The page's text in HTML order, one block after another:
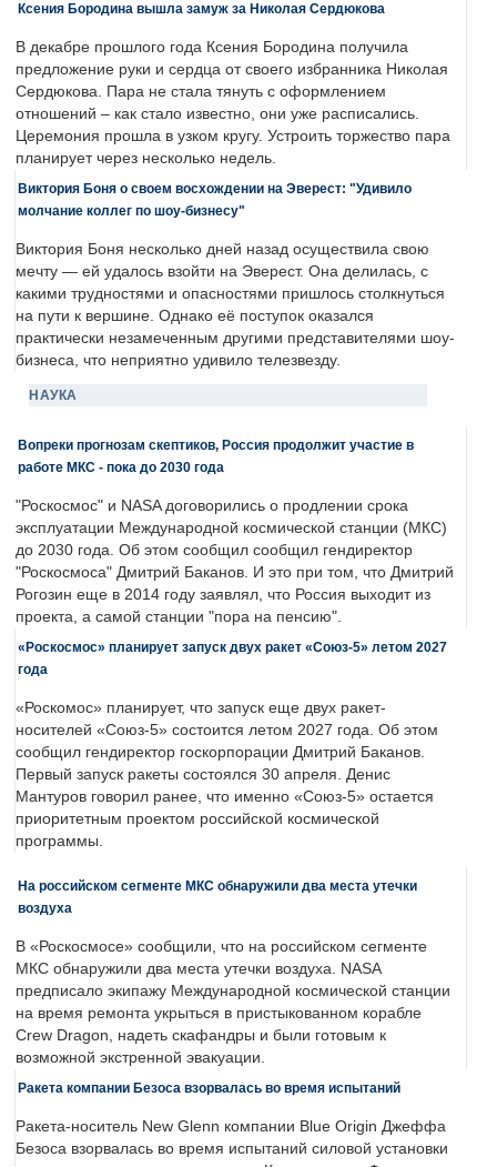
Ксения Бородина вышла замуж за Николая Сердюкова
В декабре прошлого года Ксения Бородина получила
предложение руки и сердца от своего избранника Николая
Сердюкова. Пара не стала тянуть с оформлением
отношений – как стало известно, они уже расписались.
Церемония прошла в узком кругу. Устроить торжество пара
планирует через несколько недель.
Виктория Боня о своем восхождении на Эверест: "Удивило
молчание коллег по шоу-бизнесу"
Виктория Боня несколько дней назад осуществила свою
мечту — ей удалось взойти на Эверест. Она делилась, с
какими трудностями и опасностями пришлось столкнуться
на пути к вершине. Однако её поступок оказался
практически незамеченным другими представителями шоу-
бизнеса, что неприятно удивило телезвезду.
НАУКА
Вопреки прогнозам скептиков, Россия продолжит участие в
работе МКС - пока до 2030 года
"Роскосмос" и NASA договорились о продлении срока
эксплуатации Международной космической станции (МКС)
до 2030 года. Об этом сообщил сообщил гендиректор
"Роскосмоса" Дмитрий Баканов. И это при том, что Дмитрий
Рогозин еще в 2014 году заявлял, что Россия выходит из
проекта, а самой станции "пора на пенсию".
«Роскосмос» планирует запуск двух ракет «Союз-5» летом 2027
года
«Роскомос» планирует, что запуск еще двух ракет-
носителей «Союз-5» состоится летом 2027 года. Об этом
сообщил гендиректор госкорпорации Дмитрий Баканов.
Первый запуск ракеты состоялся 30 апреля. Денис
Мантуров говорил ранее, что именно «Союз-5» остается
приоритетным проектом российской космической
программы.
На российском сегменте МКС обнаружили два места утечки
воздуха
В «Роскосмосе» сообщили, что на российском сегменте
МКС обнаружили два места утечки воздуха. NASA
предписало экипажу Международной космической станции
на время ремонта укрыться в пристыкованном корабле
Crew Dragon, надеть скафандры и были готовым к
возможной экстренной эвакуации.
Ракета компании Безоса взорвалась во время испытаний
Ракета-носитель New Glenn компании Blue Origin Джеффа
Безоса взорвалась во время испытаний силовой установки